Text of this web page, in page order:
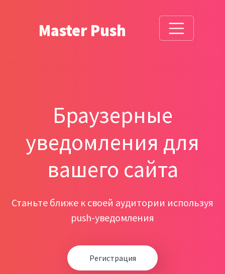
Master Push
Браузерные
уведомления для
вашего сайта
Станьте ближе к своей аудитории используя
push-уведомления
Регистрация